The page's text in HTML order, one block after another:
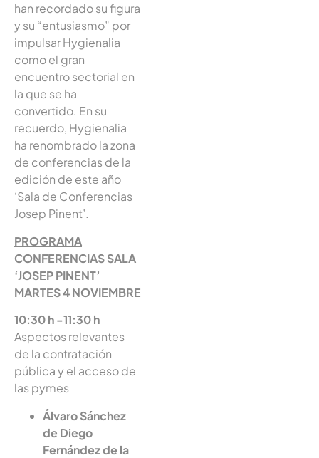
han recordado su figura
y su “entusiasmo” por
impulsar Hygienalia
como el gran
encuentro sectorial en
la que se ha
convertido. En su
recuerdo, Hygienalia
ha renombrado la zona
de conferencias de la
edición de este año
‘Sala de Conferencias
Josep Pinent’.
PROGRAMA
CONFERENCIAS SALA
‘JOSEP PINENT’
MARTES 4 NOVIEMBRE
10:30 h -11:30 h
Aspectos relevantes
de la contratación
pública y el acceso de
las pymes
Álvaro Sánchez
de Diego
Fernández de la